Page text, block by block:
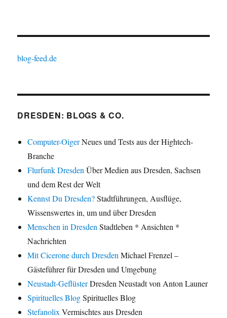
blog-feed.de
DRESDEN: BLOGS & CO.
Computer-OigerNeues und Tests aus der Hightech-
Branche
Flurfunk DresdenÜber Medien aus Dresden, Sachsen
und dem Rest der Welt
Kennst Du Dresden?Stadtführungen, Ausflüge,
Wissenswertes in, um und über Dresden
Menschen in DresdenStadtleben * Ansichten *
Nachrichten
Mit Cicerone durch DresdenMichael Frenzel –
Gästeführer für Dresden und Umgebung
Neustadt-GeflüsterDresden Neustadt von Anton Launer
Spirituelles BlogSpirituelles Blog
StefanolixVermischtes aus Dresden